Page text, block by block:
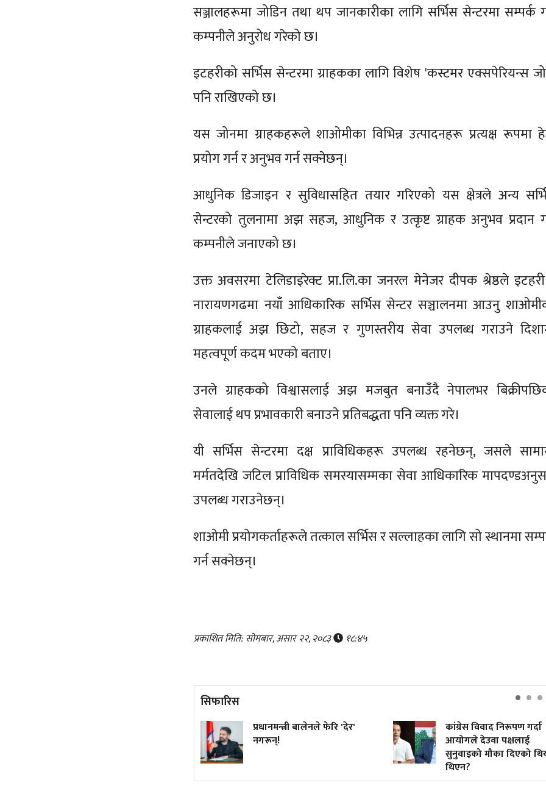
सञ्जालहरूमा जोडिन तथा थप जानकारीका लागि सर्भिस सेन्टरमा सम्पर्क
कम्पनीले अनुरोध गरेको छ।
इटहरीको सर्भिस सेन्टरमा ग्राहकका लागि विशेष 'कस्टमर एक्सपेरियन्स
पनि राखिएको छ।
यस जोनमा ग्राहकहरूले शाओमीका विभिन्न उत्पादनहरू प्रत्यक्ष रूपमा
प्रयोग गर्न र अनुभव गर्न सक्नेछन्।
आधुनिक डिजाइन र सुविधासहित तयार गरिएको यस क्षेत्रले अन्य
सेन्टरको तुलनामा अझ सहज, आधुनिक र उत्कृष्ट ग्राहक अनुभव प्रदान
कम्पनीले जनाएको छ।
उक्त अवसरमा टेलिडाइरेक्ट प्रा.लि.का जनरल मेनेजर दीपक श्रेष्ठले
नारायणगढमा नयाँ आधिकारिक सर्भिस सेन्टर सञ्चालनमा आउनु
ग्राहकलाई अझ छिटो, सहज र गुणस्तरीय सेवा उपलब्ध गराउने
महत्वपूर्ण कदम भएको बताए।
उनले ग्राहकको विश्वासलाई अझ मजबुत बनाउँदै नेपालभर
सेवालाई थप प्रभावकारी बनाउने प्रतिबद्धता पनि व्यक्त गरे।
यी सर्भिस सेन्टरमा दक्ष प्राविधिकहरू उपलब्ध रहनेछन्, जसले
मर्मतदेखि जटिल प्राविधिक समस्यासम्मका सेवा आधिकारिक
उपलब्ध गराउनेछन्।
शाओमी प्रयोगकर्ताहरूले तत्काल सर्भिस र सल्लाहका लागि सो स्थानमा
गर्न सक्नेछन्।
प्रकाशित मिति: सोमबार, असार २२, २०८३ १८:४५
सिफारिस
प्रधानमन्त्री बालेनले फेरि 'देर'
नगरून्!
कांग्रेस विवाद निरूपण गर्दा
आयोगले देउवा पक्षलाई
सुनुवाइको मौका दिएको
थिएन?